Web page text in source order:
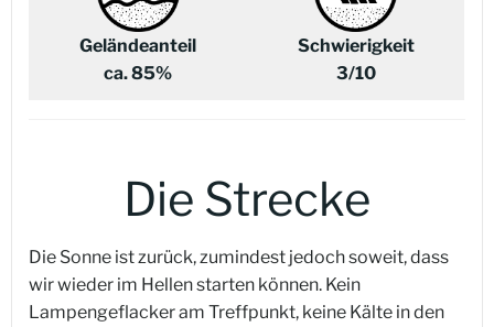
Geländeanteil
ca. 85%
Schwierigkeit
3/10
Die Strecke
Die Sonne ist zurück, zumindest jedoch soweit, dass
wir wieder im Hellen starten können. Kein
Lampengeflacker am Treffpunkt, keine Kälte in den